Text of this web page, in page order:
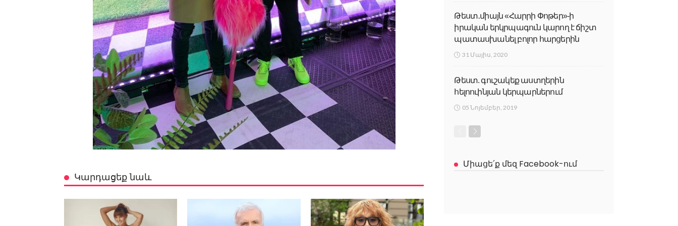
Կարդացեք նաև
Թեստ․միայն «Հարրի Փոթեր»-ի
իրական երկրպագուն կարող է ճիշտ
պատասխանել բոլոր հարցերին
31 Մայիս, 2020
Թեստ. գուշակեք աստղերին
հելոուինյան կերպարներում
05 Նոյեմբեր, 2019
Միացե՛ք մեզ Facebook-ում